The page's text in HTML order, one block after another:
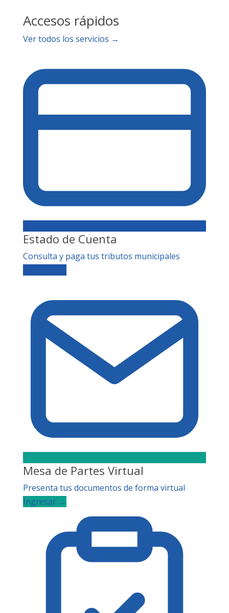
Accesos rápidos
Ver todos los servicios →
Estado de Cuenta
Consulta y paga tus tributos municipales
Mesa de Partes Virtual
Presenta tus documentos de forma virtual
Ingresar →